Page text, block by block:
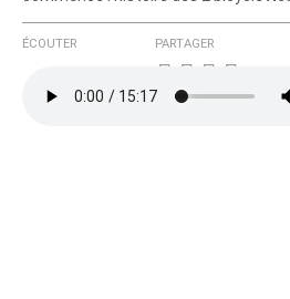
ÉCOUTER PARTAGER